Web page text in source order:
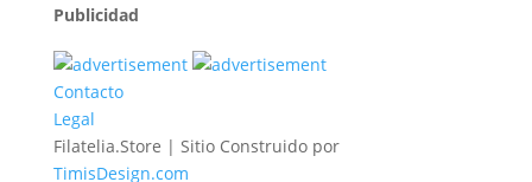
Publicidad
Contacto
Legal
Filatelia.Store | Sitio Construido por
TimisDesign.com